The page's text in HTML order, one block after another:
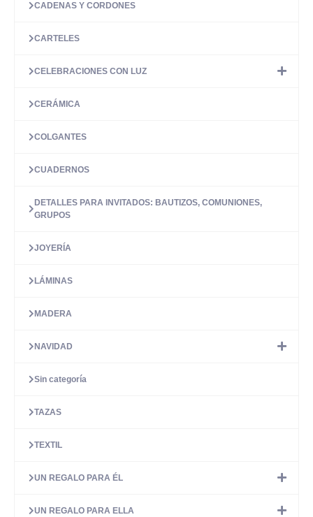
CADENAS Y CORDONES
CARTELES
CELEBRACIONES CON LUZ
CERÁMICA
COLGANTES
CUADERNOS
DETALLES PARA INVITADOS: BAUTIZOS, COMUNIONES,
GRUPOS
JOYERÍA
LÁMINAS
MADERA
NAVIDAD
Sin categoría
TAZAS
TEXTIL
UN REGALO PARA ÉL
UN REGALO PARA ELLA